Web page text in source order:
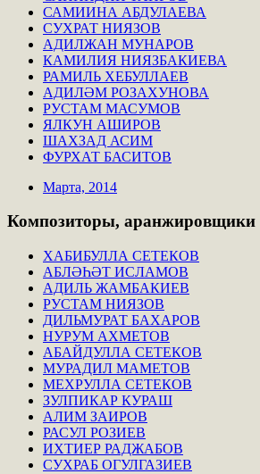
САМИИНА АБДУЛАЕВА
СУХРАТ НИЯЗОВ
АДИЛЖАН МУНАРОВ
КАМИЛИЯ НИЯЗБАКИЕВА
РАМИЛЬ ХЕБУЛЛАЕВ
АДИЛӘМ РОЗАХУНОВА
РУСТАМ МАСУМОВ
ЯЛКУН АШИРОВ
ШАХЗАД АСИМ
ФУРХАТ БАСИТОВ
Марта, 2014
Композиторы, аранжировщики
ХАБИБУЛЛА СЕТЕКОВ
АБЛӘҺӘТ ИСЛАМОВ
АДИЛЬ ЖАМБАКИЕВ
РУСТАМ НИЯЗОВ
ДИЛЬМУРАТ БАХАРОВ
НУРУМ АХМЕТОВ
АБАЙДУЛЛА СЕТЕКОВ
МУРАДИЛ МАМЕТОВ
МЕХРУЛЛА СЕТЕКОВ
ЗУЛПИКАР КУРАШ
АЛИМ ЗАИРОВ
РАСУЛ РОЗИЕВ
ИХТИЕР РАДЖАБОВ
СУХРАБ ОГУЛГАЗИЕВ